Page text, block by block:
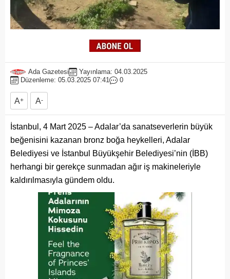
Ada Gazetesi
Yayınlama: 04.03.2025
Düzenleme: 05.03.2025 07:41
0
A+ A-
İstanbul, 4 Mart 2025 – Adalar’da sanatseverlerin büyük
beğenisini kazanan bronz boğa heykelleri, Adalar
Belediyesi ve İstanbul Büyükşehir Belediyesi’nin (İBB)
herhangi bir gerekçe sunmadan ağır iş makineleriyle
kaldırılmasıyla gündem oldu.